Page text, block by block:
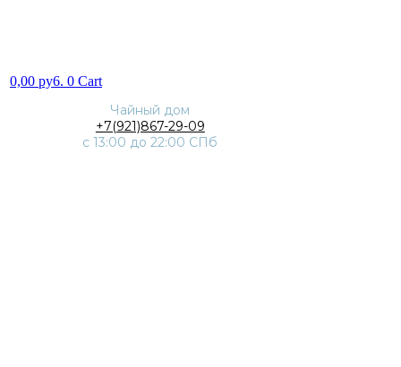
0,00 py6. 0 Cart
Чайный дом
+7(921)867-29-09
с 13:00 до 22:00 СПб